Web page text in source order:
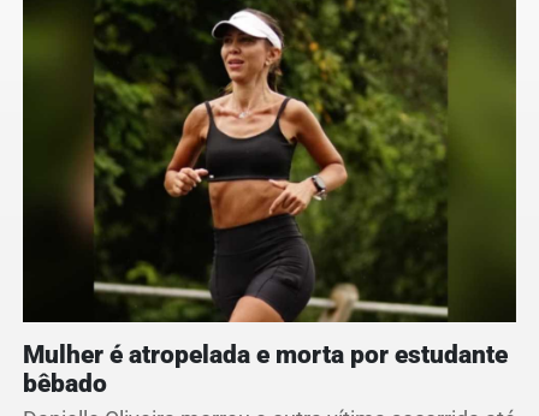
Mulher é atropelada e morta por estudante
bêbado